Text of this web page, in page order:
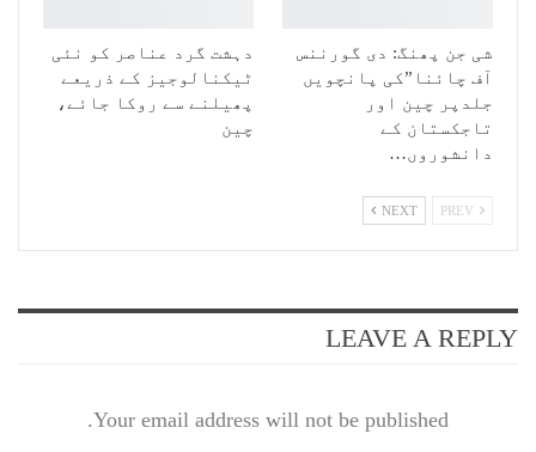
شی جن پھنگ: دی گورننس
آف چائنا”کی پانچویں
جلدپر چین اور
تاجکستان کے
دانشوروں…
دہشت گرد عناصر کو نئی
ٹیکنالوجیز کے ذریعے
پھیلنے سے روکا جائے،
چین
NEXT
LEAVE A REPLY
Your email address will not be published.